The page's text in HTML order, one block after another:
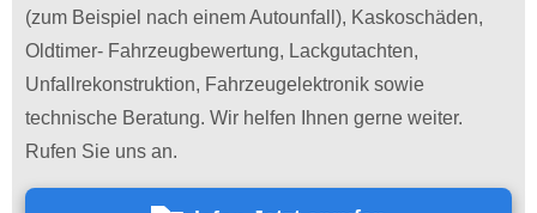
(zum Beispiel nach einem Autounfall), Kaskoschäden,
Oldtimer- Fahrzeugbewertung, Lackgutachten,
Unfallrekonstruktion, Fahrzeugelektronik sowie
technische Beratung. Wir helfen Ihnen gerne weiter.
Rufen Sie uns an.